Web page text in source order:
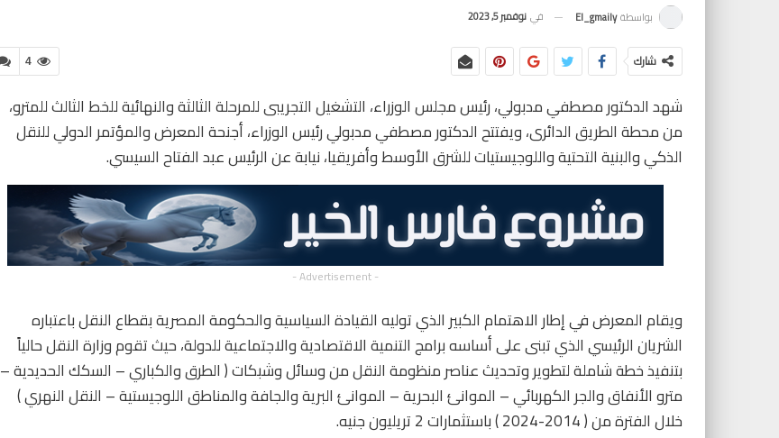
بواسطة El_gmaily في نوفمبر 5, 2023
4 شارك
شهد الدكتور مصطفي مدبولي، رئيس مجلس الوزراء، التشغيل التجريبى للمرحلة الثالثة والنهائية للخط الثالث للمترو،
من محطة الطريق الدائرى، ويفتتح الدكتور مصطفي مدبولي رئيس الوزراء، أجنحة المعرض والمؤتمر الدولي للنقل
الذكي والبنية التحتية واللوجيستيات للشرق الأوسط وأفريقيا، نيابة عن الرئيس عبد الفتاح السيسي.
- Advertisement -
ويقام المعرض في إطار الاهتمام الكبير الذي توليه القيادة السياسية والحكومة المصرية بقطاع النقل باعتباره
الشريان الرئيسي الذي تبنى على أساسه برامج التنمية الاقتصادية والاجتماعية للدولة، حيث تقوم وزارة النقل حالياً
بتنفيذ خطة شاملة لتطوير وتحديث عناصر منظومة النقل من وسائل وشبكات ( الطرق والكباري – السكك الحديدية –
مترو الأنفاق والجر الكهربائي – الموانئ البحرية – الموانئ البرية والجافة والمناطق اللوجيستية – النقل النهري )
خلال الفترة من ( 2014-2024 ) باستثمارات 2 تريليون جنيه
.